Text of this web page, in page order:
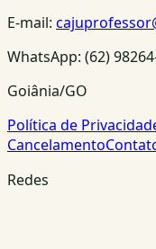
E-mail:
WhatsApp: (62)
Goiânia/GO
Política de
Cancelamento
Redes